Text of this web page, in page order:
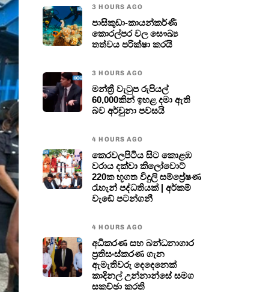
3 HOURS AGO
පාසිකුඩා-කායන්කර්ණී
කොරල්පර වල සෞඛ්‍ය
තත්වය පරික්ෂා කරයි
3 HOURS AGO
මන්ත්‍රී වැටුප රුපියල්
60,000කින් ඉහළ දමා ඇති
බව අර්චුනා පවසයි
4 HOURS AGO
කෙරවලපිටිය සිට කොළඹ
වරාය දක්වා කිලෝවොට්
220ක භූගත විදුලි සම්ප්‍රේෂණ
රැහැන් පද්ධතියක් | අර්කම්
වැඩේ පටන්ගනී
4 HOURS AGO
අධිකරණ සහ බන්ධනාගාර
ප්‍රතිසංස්කරණ ගැන
ඇමැතිවරු දෙදෙනෙක්
කාදිනල් උන්නාන්සේ සමග
සකච්ඡා කරති